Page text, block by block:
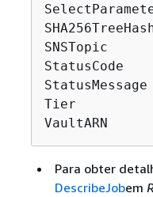
SNSTopic
Tier
VaultARN
Para obter
DescribeJobem